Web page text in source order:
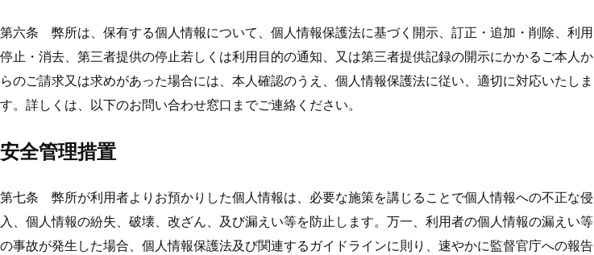
第六条 弊所は、保有する個人情報について、個人情報保護法に基づく開示、訂正・追加・削除、利用
停止・消去、第三者提供の停止若しくは利用目的の通知、又は第三者提供記録の開示にかかるご本人か
らのご請求又は求めがあった場合には、本人確認のうえ、個人情報保護法に従い、適切に対応いたしま
す。詳しくは、以下のお問い合わせ窓口までご連絡ください。
安全管理措置
第七条 弊所が利用者よりお預かりした個人情報は、必要な施策を講じることで個人情報への不正な侵
入、個人情報の紛失、破壊、改ざん、及び漏えい等を防止します。万一、利用者の個人情報の漏えい等
の事故が発生した場合、個人情報保護法及び関連するガイドラインに則り、速やかに監督官庁への報告